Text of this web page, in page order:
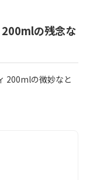
200mlの残念な
200mlの微妙なと